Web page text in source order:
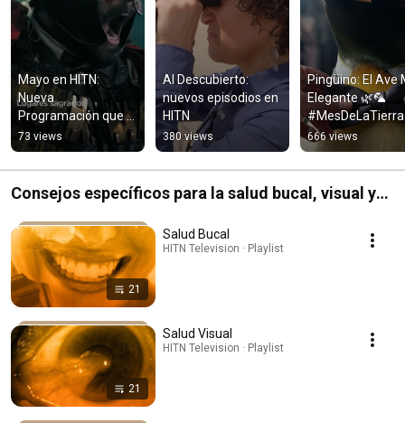
Mayo en HITN:
Nueva
Programación que
No Te Puedes
Perder
73 views
Al Descubierto:
nuevos episodios en
HITN
380 views
Pingüino: El Ave
Elegante 🌿🦜
#MesDeLaTierra
#shorts
666 views
Consejos específicos para la salud bucal, visual y
21
Salud Bucal
HITN Television · Playlist
21
Salud Visual
HITN Television · Playlist